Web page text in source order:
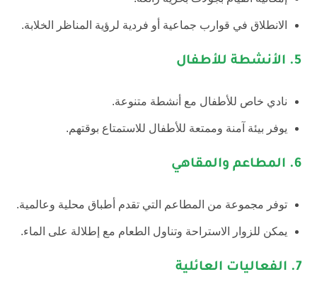
الانطلاق في قوارب جماعية أو فردية لرؤية المناظر الخلابة.
5. الأنشطة للأطفال
نادي خاص للأطفال مع أنشطة متنوعة.
يوفر بيئة آمنة وممتعة للأطفال للاستمتاع بوقتهم.
6. المطاعم والمقاهي
توفر مجموعة من المطاعم التي تقدم أطباق محلية وعالمية.
يمكن للزوار الاستراحة وتناول الطعام مع إطلالة على الماء.
7. الفعاليات العائلية